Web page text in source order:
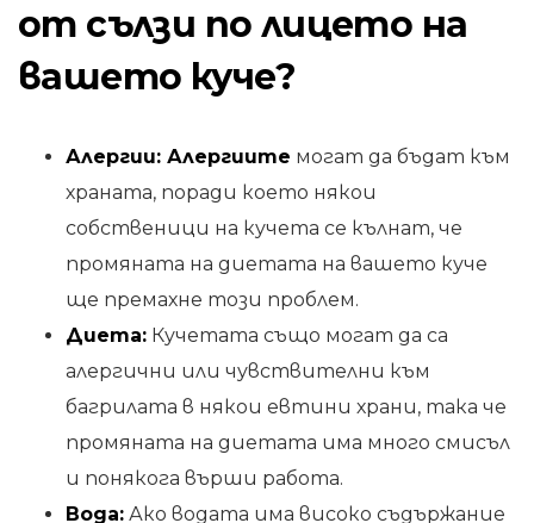
от сълзи по лицето на
вашето куче?
Алергии: Алергиите могат да бъдат към
храната, поради което някои
собственици на кучета се кълнат, че
промяната на диетата на вашето куче
ще премахне този проблем.
Диета: Кучетата също могат да са
алергични или чувствителни към
багрилата в някои евтини храни, така че
промяната на диетата има много смисъл
и понякога върши работа.
Вода: Ако водата има високо съдържание